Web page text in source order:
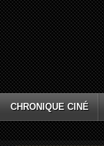
CHRONIQUE CINÉ